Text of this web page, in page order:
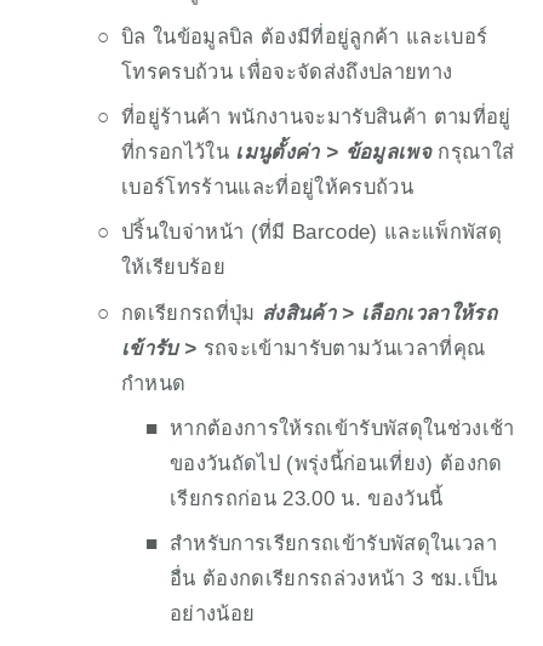
บิล ในข้อมูลบิล ต้องมีที่อยู่ลูกค้า และเบอร์
โทรครบถ้วน เพื่อจะจัดส่งถึงปลายทาง
ที่อยู่ร้านค้า พนักงานจะมารับสินค้า ตามที่อยู่
ที่กรอกไว้ใน เมนูตั้งค่า > ข้อมูลเพจ กรุณาใส่
เบอร์โทรร้านและที่อยู่ให้ครบถ้วน
ปริ้นใบจ่าหน้า (ที่มี Barcode) และแพ็กพัสดุ
ให้เรียบร้อย
กดเรียกรถที่ปุ่ม ส่งสินค้า > เลือกเวลาให้รถ
เข้ารับ > รถจะเข้ามารับตามวันเวลาที่คุณ
กำหนด
หากต้องการให้รถเข้ารับพัสดุในช่วงเช้า
ของวันถัดไป (พรุ่งนี้ก่อนเที่ยง) ต้องกด
เรียกรถก่อน 23.00 น. ของวันนี้
สำหรับการเรียกรถเข้ารับพัสดุในเวลา
อื่น ต้องกดเรียกรถล่วงหน้า 3 ชม.เป็น
อย่างน้อย